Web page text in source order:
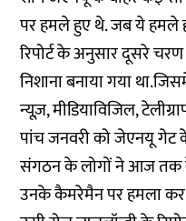
पर हमले हुए थे. जब ये हमले
रिपोर्ट के अनुसार दूसरे चरण
निशाना बनाया गया
न्यूज़, मीडियाविजिल,
पांच जनवरी को जेएनयू गेट
संगठन के लोगों ने आज तक के
उनके कैमरेमैन पर हमला कर